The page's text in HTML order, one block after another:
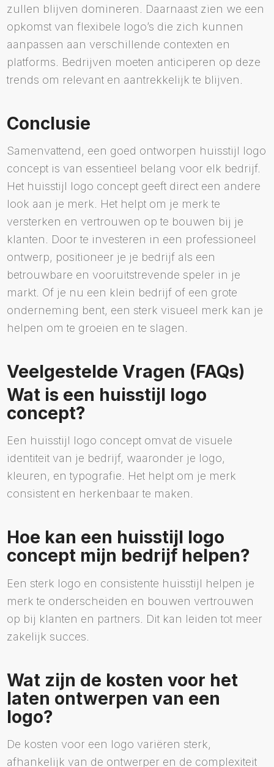
zullen blijven domineren. Daarnaast zien we een
opkomst van flexibele logo’s die zich kunnen
aanpassen aan verschillende contexten en
platforms. Bedrijven moeten anticiperen op deze
trends om relevant en aantrekkelijk te blijven.
Conclusie
Samenvattend, een goed ontworpen huisstijl logo
concept is van essentieel belang voor elk bedrijf.
Het huisstijl logo concept geeft direct een andere
look aan je merk. Het helpt om je merk te
versterken en vertrouwen op te bouwen bij je
klanten. Door te investeren in een professioneel
ontwerp, positioneer je je bedrijf als een
betrouwbare en vooruitstrevende speler in je
markt. Of je nu een klein bedrijf of een grote
onderneming bent, een sterk visueel merk kan je
helpen om te groeien en te slagen.
Veelgestelde Vragen (FAQs)
Wat is een huisstijl logo
concept?
Een huisstijl logo concept omvat de visuele
identiteit van je bedrijf, waaronder je logo,
kleuren, en typografie. Het helpt om je merk
consistent en herkenbaar te maken.
Hoe kan een huisstijl logo
concept mijn bedrijf helpen?
Een sterk logo en consistente huisstijl helpen je
merk te onderscheiden en bouwen vertrouwen
op bij klanten en partners. Dit kan leiden tot meer
zakelijk succes.
Wat zijn de kosten voor het
laten ontwerpen van een
logo?
De kosten voor een logo variëren sterk,
afhankelijk van de ontwerper en de complexiteit